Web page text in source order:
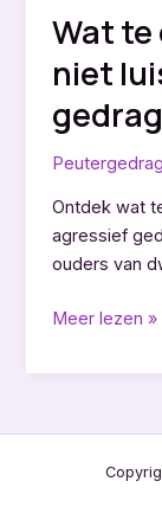
Wat te
niet
Peutergedrag
Ontdek wat
agressief
ouders van
Wat
doen
je
Meer lezen »